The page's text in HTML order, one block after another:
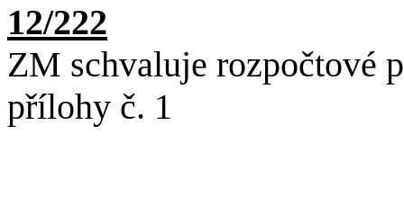
12/222
ZM schvaluje rozpočtové
přílohy č. 1